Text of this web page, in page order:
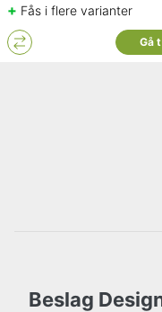
+ Fås i flere varianter
Gå
Beslag